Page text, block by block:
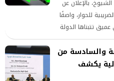
بالإعلان عن
للحوار، واصفًا
تتبناها الدولة
لتعزيز صمود
مؤكدًا أن
والسادسة من
يكشف